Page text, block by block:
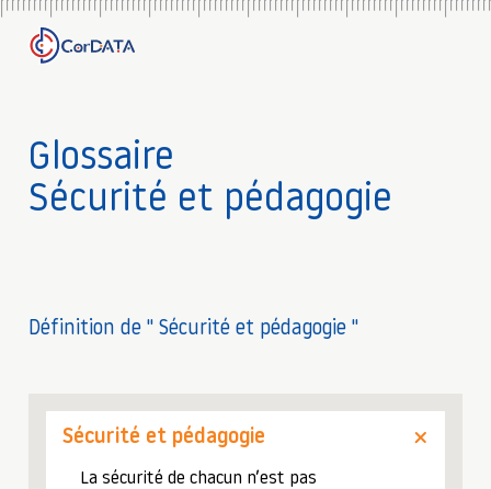
Glossaire
Sécurité et pédagogie
Définition de " Sécurité et pédagogie "
Sécurité et pédagogie
La sécurité de chacun n’est pas